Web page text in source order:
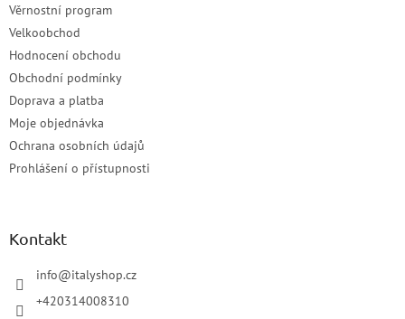
Věrnostní program
Velkoobchod
Hodnocení obchodu
Obchodní podmínky
Doprava a platba
Moje objednávka
Ochrana osobních údajů
Prohlášení o přístupnosti
Kontakt
info@italyshop.cz
+420314008310